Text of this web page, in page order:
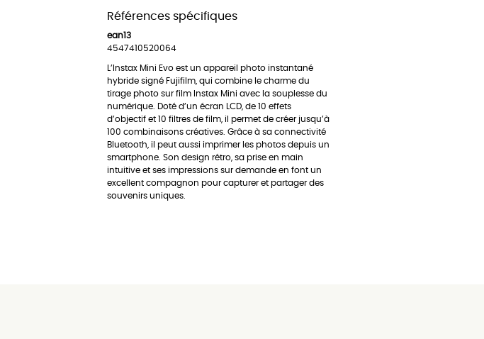
Références spécifiques
ean13
4547410520064
L’Instax Mini Evo est un appareil photo instantané
hybride signé Fujifilm, qui combine le charme du
tirage photo sur film Instax Mini avec la souplesse du
numérique. Doté d’un écran LCD, de 10 effets
d’objectif et 10 filtres de film, il permet de créer jusqu’à
100 combinaisons créatives. Grâce à sa connectivité
Bluetooth, il peut aussi imprimer les photos depuis un
smartphone. Son design rétro, sa prise en main
intuitive et ses impressions sur demande en font un
excellent compagnon pour capturer et partager des
souvenirs uniques.